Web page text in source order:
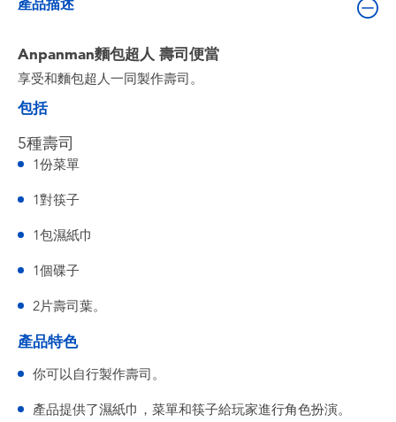
人氣角色
產品描述
Anpanman麵包超人 壽司便當
享受和麵包超人一同製作壽司。
包括
5種壽司
1份菜單
1對筷子
1包濕紙巾
1個碟子
2片壽司葉。
產品特色
你可以自行製作壽司。
產品提供了濕紙巾，菜單和筷子給玩家進行角色扮演。